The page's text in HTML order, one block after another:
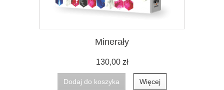
Minerały
130,00 zł
Dodaj do koszyka Więcej